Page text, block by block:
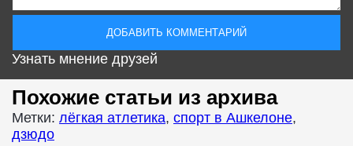
Узнать мнение друзей
Похожие статьи из архива
Метки: лёгкая атлетика, спорт в Ашкелоне,
дзюдо